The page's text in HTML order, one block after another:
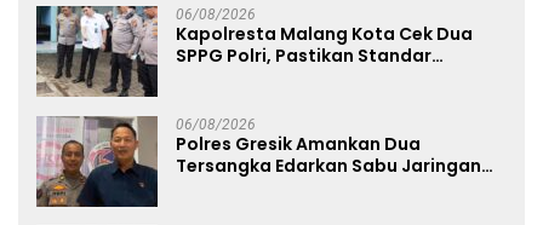
06/08/2026
Kapolresta Malang Kota Cek Dua
SPPG Polri, Pastikan Standar
06/08/2026
Polres Gresik Amankan Dua
Tersangka Edarkan Sabu Jaringan